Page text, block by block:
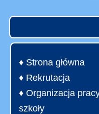
♦ Strona główna
♦ Rekrutacja
♦ Organizacja
szkoły